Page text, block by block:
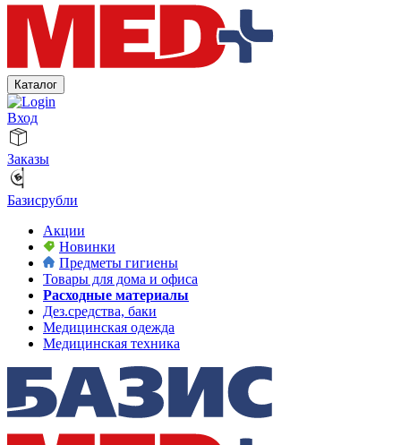
Каталог
Вход
Заказы
Базисрубли
Акции
Новинки
Предметы гигиены
Товары для дома и офиса
Расходные материалы
Дез.средства, баки
Медицинская одежда
Медицинская техника